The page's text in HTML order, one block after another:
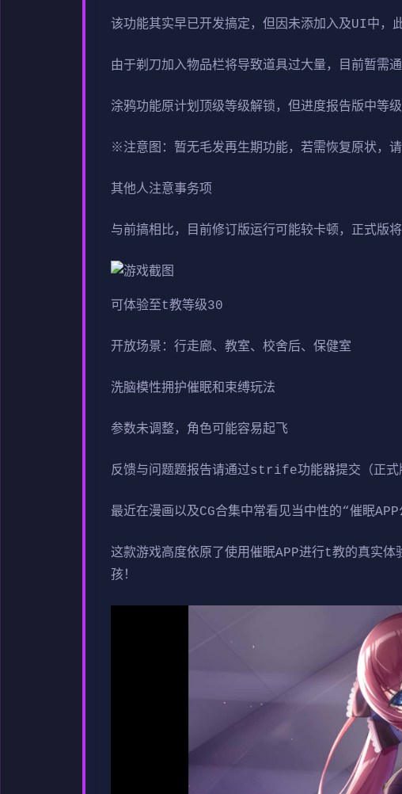
该功能其实早已开发搞定，但因未添加入及UI中，
由于剃刀加入物品栏将导致道具过大量，目前暂需
涂鸦功能原计划顶级等级解锁，但进度报告版中等
※注意图 ：暂无毛发再生期功能，若需恢复原状，
其他人注意事务项
与前搞相比，目前修订版运行可能较卡顿，正式版
可体验至t教等级30
开放场景：行走廊、教室、校舍后、保健室
洗脑模性拥护催眠和束缚玩法
参数未调整，角色可能容易起飞
反馈与问题题报告请通过strife功能器提交（正式
最近在漫画以及CG合集中常看见当中性的“催眠
这款游戏高度依原了使用催眠APP进行t教的真实
孩！